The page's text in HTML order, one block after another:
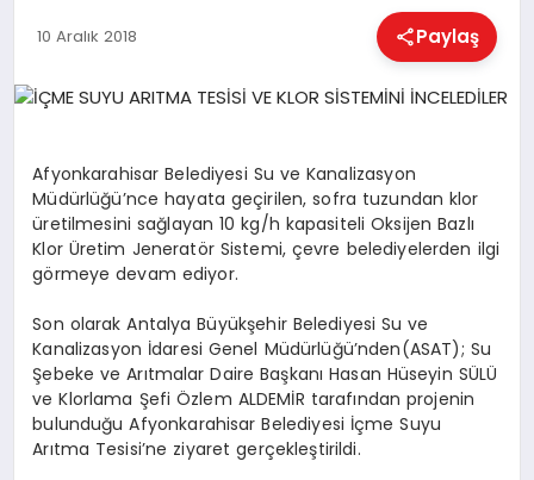
HABERLER
MAGAZIN
SAĞLIK
10 Aralık 2018 Paylaş
Afyonkarahisar Belediyesi Su ve Kanalizasyon
Müdürlüğü’nce hayata geçirilen, sofra tuzundan klor
üretilmesini sağlayan 10 kg/h kapasiteli Oksijen Bazlı
Klor Üretim Jeneratör Sistemi, çevre belediyelerden ilgi
görmeye devam ediyor.
Son olarak Antalya Büyükşehir Belediyesi Su ve
Kanalizasyon İdaresi Genel Müdürlüğü’nden(ASAT); Su
Şebeke ve Arıtmalar Daire Başkanı Hasan Hüseyin SÜLÜ
ve Klorlama Şefi Özlem ALDEMİR tarafından projenin
bulunduğu Afyonkarahisar Belediyesi İçme Suyu
Arıtma Tesisi’ne ziyaret gerçekleştirildi.